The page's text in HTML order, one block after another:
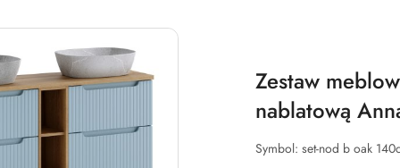
Zestaw
nablatową
Symbol: set-nod b oak